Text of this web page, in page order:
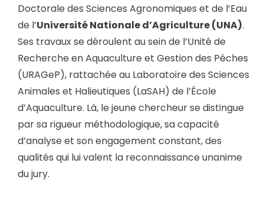
Doctorale des Sciences Agronomiques et de l’Eau
de l’Université Nationale d’Agriculture (UNA).
Ses travaux se déroulent au sein de l’Unité de
Recherche en Aquaculture et Gestion des Pêches
(URAGeP), rattachée au Laboratoire des Sciences
Animales et Halieutiques (LaSAH) de l’École
d’Aquaculture. Là, le jeune chercheur se distingue
par sa rigueur méthodologique, sa capacité
d’analyse et son engagement constant, des
qualités qui lui valent la reconnaissance unanime
du jury.